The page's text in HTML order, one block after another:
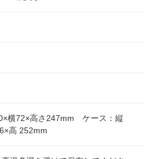
横72×高さ247mm ケース：縦
高 252mm